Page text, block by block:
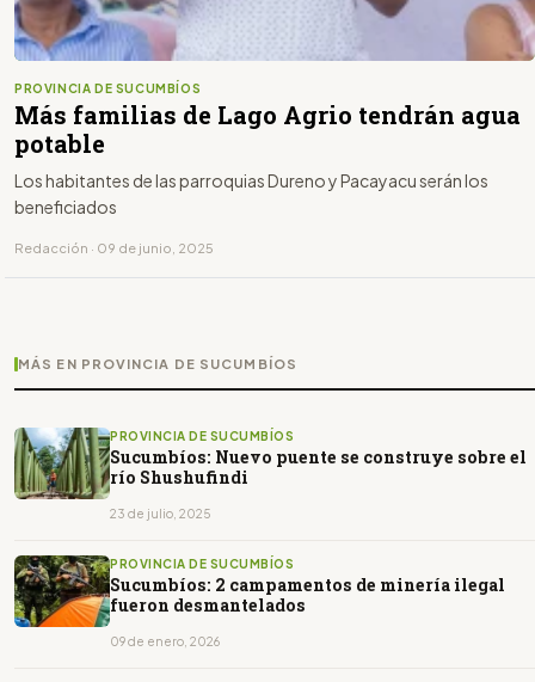
PROVINCIA DE SUCUMBÍOS
Más familias de Lago Agrio tendrán agua
potable
Los habitantes de las parroquias Dureno y Pacayacu serán los
beneficiados
Redacción · 09 de junio, 2025
MÁS EN PROVINCIA DE SUCUMBÍOS
PROVINCIA DE SUCUMBÍOS
Sucumbíos: Nuevo puente se construye sobre el
río Shushufindi
23 de julio, 2025
PROVINCIA DE SUCUMBÍOS
Sucumbíos: 2 campamentos de minería ilegal
fueron desmantelados
09 de enero, 2026